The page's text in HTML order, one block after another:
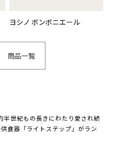
ヨシノ ボンボニエール
商品一覧
世紀もの長きにわたり愛され続
食器「ライトステップ」がラン